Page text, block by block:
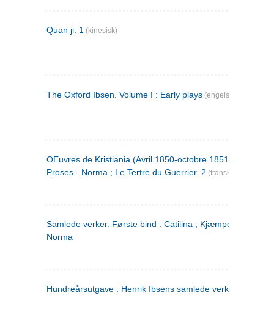
Quan ji. 1 (kinesisk)
The Oxford Ibsen. Volume I : Early plays (engelsk)
OEuvres de Kristiania (Avril 1850-octobre 1851) : Poèmes
Proses - Norma ; Le Tertre du Guerrier. 2 (fransk)
Samlede verker. Første bind : Catilina ; Kjæmpehøien ;
Norma
Hundreårsutgave : Henrik Ibsens samlede verker. 1